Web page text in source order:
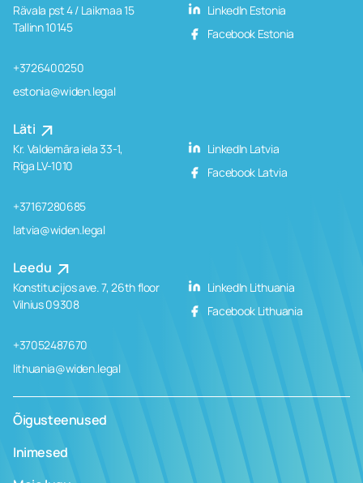
Rävala pst 4 / Laikmaa 15
Tallinn 10145
+3726400250
estonia@widen.legal
LinkedIn Estonia
Facebook Estonia
Läti
Kr. Valdemāra iela 33-1,
Rīga LV-1010
+37167280685
latvia@widen.legal
LinkedIn Latvia
Facebook Latvia
Leedu
Konstitucijos ave. 7, 26th floor
Vilnius 09308
+37052487670
lithuania@widen.legal
LinkedIn Lithuania
Facebook Lithuania
Õigusteenused
Inimesed